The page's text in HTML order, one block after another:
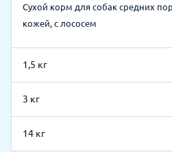
Сухой корм для собак средних
кожей, с лососем
1,5 кг
3 кг
14 кг